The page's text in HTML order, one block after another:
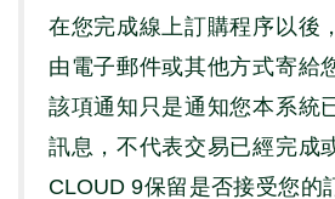
在您完成線上訂購程序以後
由電子郵件或其他方式寄給
該項通知只是通知您本系統
訊息，不代表交易已經完成
CLOUD 9保留是否接受您的